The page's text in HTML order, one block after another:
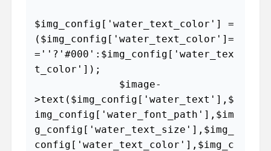
$img_config['water_text_color'] =
($img_config['water_text_color']=
=''?'#000':$img_config['water_tex
t_color']);
>text($img_config['water_text'],$
img_config['water_font_path'],$im
g_config['water_text_size'],$img_
config['water_text_color'],$img_c